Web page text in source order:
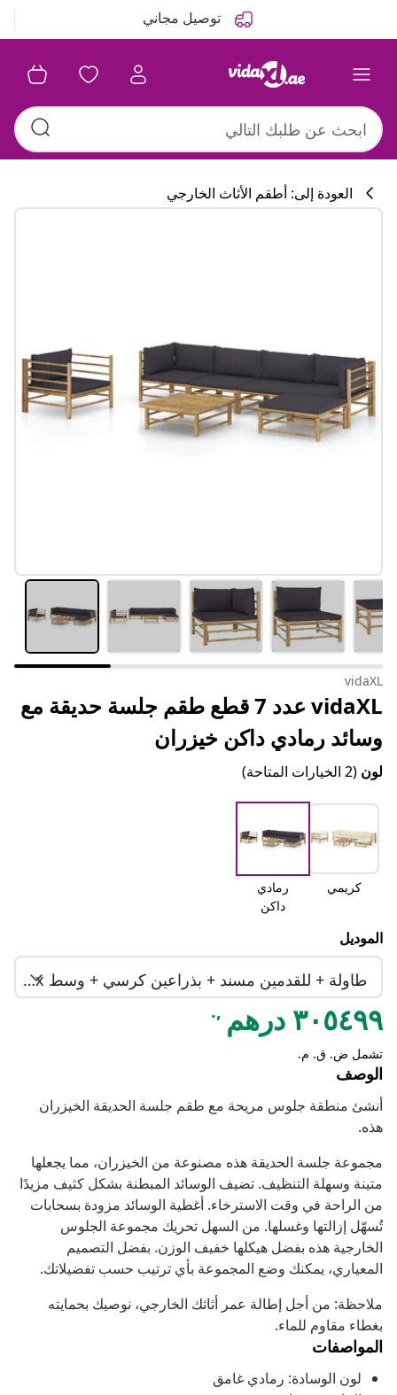
توصيل مجاني
العودة إلى: أطقم الأثاث الخارجي
vidaXL
vidaXL عدد 7 قطع طقم جلسة حديقة مع
وسائد رمادي داكن خيزران
لون (2 الخيارات المتاحة)
كريمي
رمادي
داكن
الموديل
طاولة + للقدمين مسند + بذراعين كرسي + وسط 2x + ركن 2x
٣٠٥٤٩٩ درهم ,.
تشمل ض. ق. م.
الوصف
أنشئ منطقة جلوس مريحة مع طقم جلسة الحديقة الخيزران
هذه.
مجموعة جلسة الحديقة هذه مصنوعة من الخيزران، مما يجعلها
متينة وسهلة التنظيف. تضيف الوسائد المبطنة بشكل كثيف مزيدًا
من الراحة في وقت الاسترخاء. أغطية الوسائد مزودة بسحابات
تُسهّل إزالتها وغسلها. من السهل تحريك مجموعة الجلوس
الخارجية هذه بفضل هيكلها خفيف الوزن. بفضل التصميم
المعياري، يمكنك وضع المجموعة بأي ترتيب حسب تفضيلاتك.
ملاحظة: من أجل إطالة عمر أثاثك الخارجي، نوصيك بحمايته
بغطاء مقاوم للماء.
المواصفات
لون الوسادة: رمادي غامق